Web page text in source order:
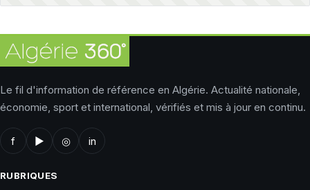
Le fil d'information de référence en Algérie. Actualité nationale,
économie, sport et international, vérifiés et mis à jour en continu.
f ▶ ◎ in
RUBRIQUES